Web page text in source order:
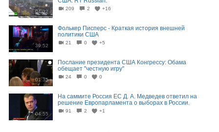
04:32
209 2 +16
39:52
Фолькер Писперс - Краткая история внешней
политики США
21 0 +5
01:35
Послание президента США Конгрессу: Обама
обещает ''честную игру''
24 0 0
04:55
На саммите Россия ЕС Д. А. Медведев ответил на
решение Европарламента о выборах в России.
91 2 +1